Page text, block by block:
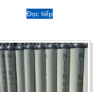
Đọc tiếp